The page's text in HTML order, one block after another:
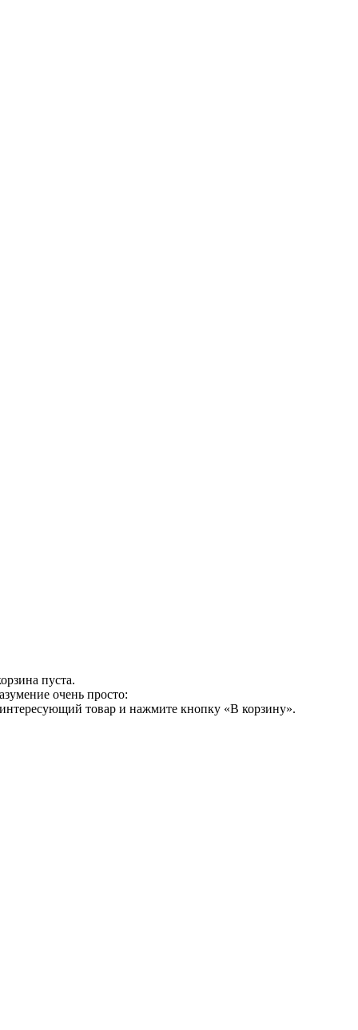
пуста.
очень просто:
товар и нажмите кнопку «В корзину».